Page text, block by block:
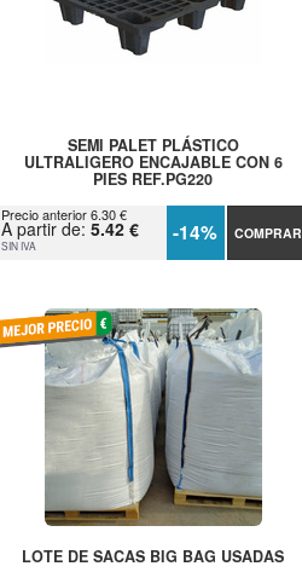
SEMI PALET PLÁSTICO
ULTRALIGERO ENCAJABLE CON 6
PIES REF.PG220
Precio anterior 6.30 €
A partir de:5.42 €
SIN IVA -14% COMPRAR
LOTE DE SACAS BIG BAG USADAS